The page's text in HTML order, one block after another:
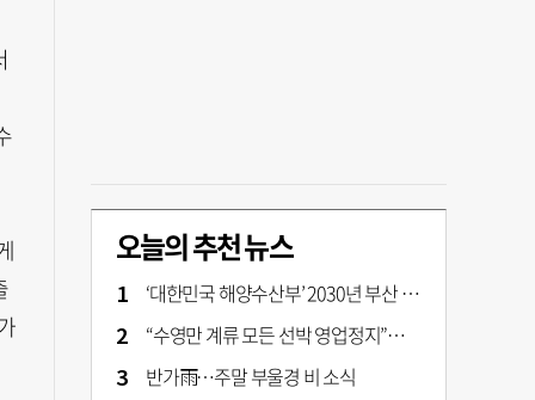
오늘의 추천 뉴스
‘대한민국 해양수산부’ 2030년 부산 북항시대 연다
“수영만 계류 모든 선박 영업정지”… 재개발 속도전
반가雨…주말 부울경 비 소식